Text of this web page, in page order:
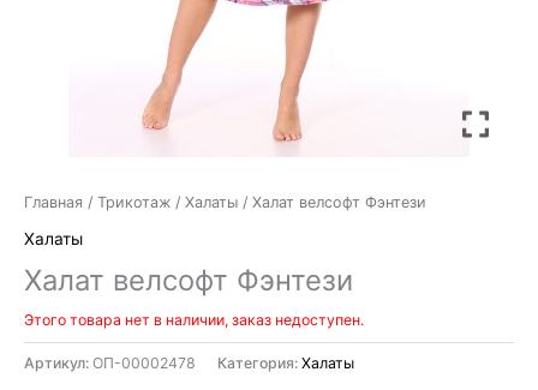
Главная / Трикотаж / Халаты / Халат велсофт Фэнтези
Халаты
Халат велсофт Фэнтези
Этого товара нет в наличии, заказ недоступен.
Артикул: ОП-00002478 Категория: Халаты